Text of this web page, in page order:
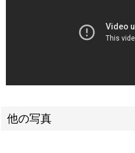
他の写真